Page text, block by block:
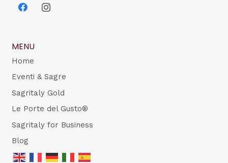
MENU
Home
Eventi & Sagre
Sagritaly Gold
Le Porte del Gusto®
Sagritaly for Business
Blog